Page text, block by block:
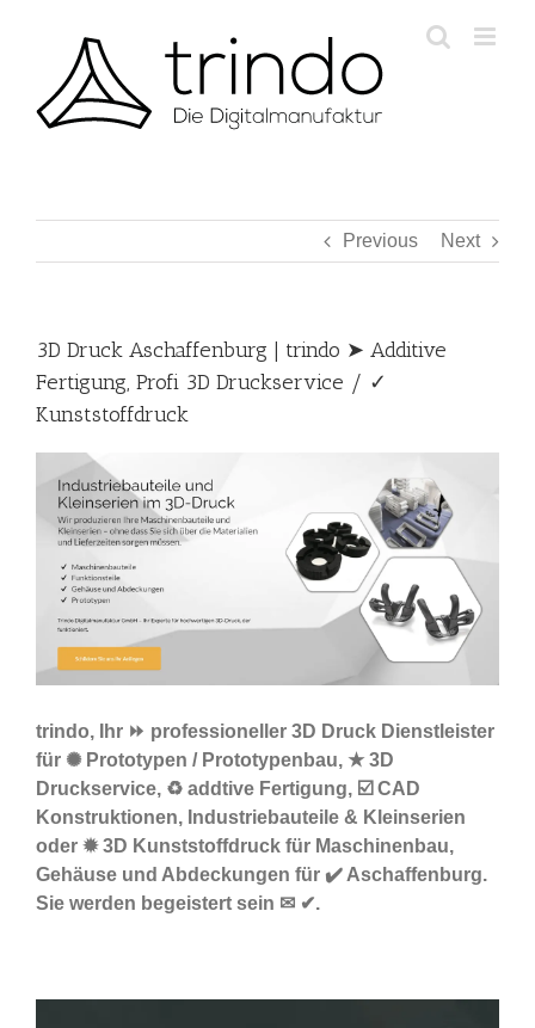
Previous Next
3D Druck Aschaffenburg | trindo ➤ Additive
Fertigung, Profi 3D Druckservice / ✓
Kunststoffdruck
trindo, Ihr ⏩ professioneller 3D Druck Dienstleister
für ✺ Prototypen / Prototypenbau, ★ 3D
Druckservice, ♻ addtive Fertigung, ☑️ CAD
Konstruktionen, Industriebauteile & Kleinserien
oder ✹ 3D Kunststoffdruck für Maschinenbau,
Gehäuse und Abdeckungen für ✔️ Aschaffenburg.
Sie werden begeistert sein ✉ ✔.